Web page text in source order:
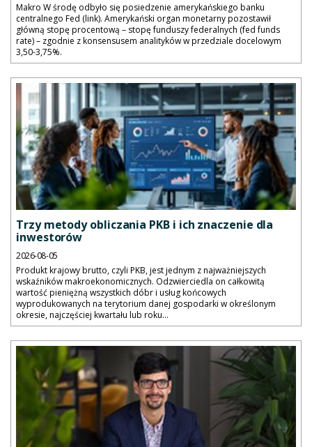
Makro W środę odbyło się posiedzenie amerykańskiego banku
centralnego Fed (link). Amerykański organ monetarny pozostawił
główną stopę procentową – stopę funduszy federalnych (fed funds
rate) – zgodnie z konsensusem analityków w przedziale docelowym
3,50-3,75%.
Trzy metody obliczania PKB i ich znaczenie dla
inwestorów
2026-08-05
Produkt krajowy brutto, czyli PKB, jest jednym z najważniejszych
wskaźników makroekonomicznych. Odzwierciedla on całkowitą
wartość pieniężną wszystkich dóbr i usług końcowych
wyprodukowanych na terytorium danej gospodarki w określonym
okresie, najczęściej kwartału lub roku...